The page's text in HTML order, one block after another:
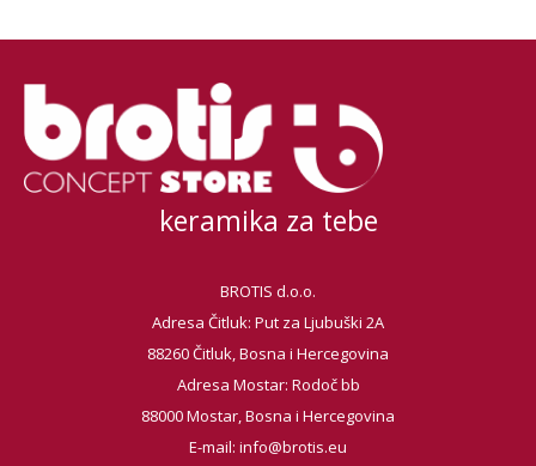
keramika za tebe
BROTIS d.o.o.
Adresa Čitluk: Put za Ljubuški 2A
88260 Čitluk, Bosna i Hercegovina
Adresa Mostar: Rodoč bb
88000 Mostar, Bosna i Hercegovina
E-mail: info@brotis.eu